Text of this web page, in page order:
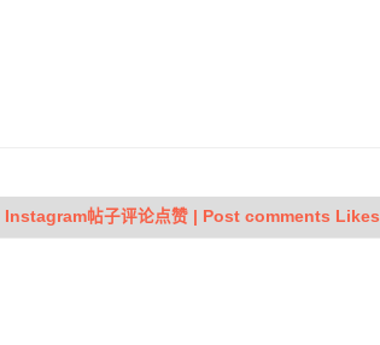
Instagram帖子评论点赞 | Post comments Likes